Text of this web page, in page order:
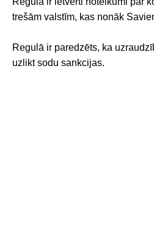
trešām valstīm, kas nonāk
Regulā ir paredzēts, ka
uzlikt sodu sankcijas.